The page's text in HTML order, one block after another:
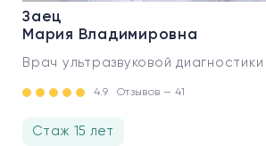
Заец
Мария Владимировна
Врач ультразвуковой диагностики
4.9 Отзывов — 41
Стаж 15 лет